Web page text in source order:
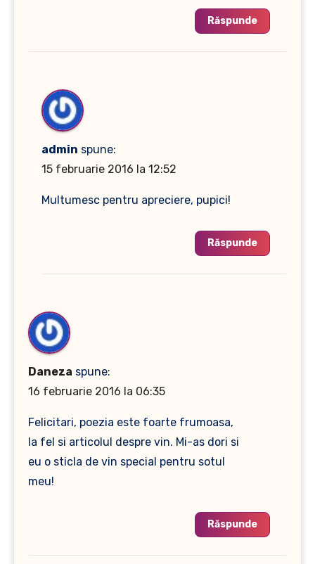
Răspunde
admin spune:
15 februarie 2016 la 12:52
Multumesc pentru apreciere, pupici!
Răspunde
Daneza spune:
16 februarie 2016 la 06:35
Felicitari, poezia este foarte frumoasa,
la fel si articolul despre vin. Mi-as dori si
eu o sticla de vin special pentru sotul
meu!
Răspunde